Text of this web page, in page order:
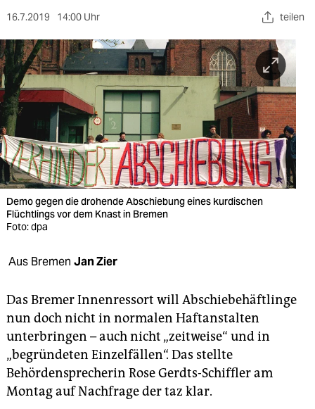
sport
berlin
nord
wahrheit
verlag
verlag
veranstaltungen
shop
fragen & hilfe
abo
genossenschaft
epaper login
16.7.2019 14:00 Uhr teilen
Demo gegen die drohende Abschiebung eines kurdischen
Flüchtlings vor dem Knast in Bremen
Foto: dpa
Aus Bremen Jan Zier
Das Bremer Innenressort will Abschiebehäftlinge
nun doch nicht in normalen Haftanstalten
unterbringen – auch nicht „zeitweise“ und in
„begründeten Einzelfällen“. Das stellte
Behördensprecherin Rose Gerdts-Schiffler am
Montag auf Nachfrage der taz klar.